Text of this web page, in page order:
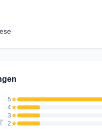
5star
4star
3star
2star